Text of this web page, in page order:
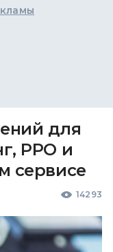
для
РРО и
сервисе
14293